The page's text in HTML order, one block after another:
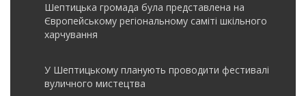
Шептицька громада була представлена на
Європейському регіональному саміті шкільного
харчування
У Шептицькому планують проводити фестивалі
вуличного мистецтва